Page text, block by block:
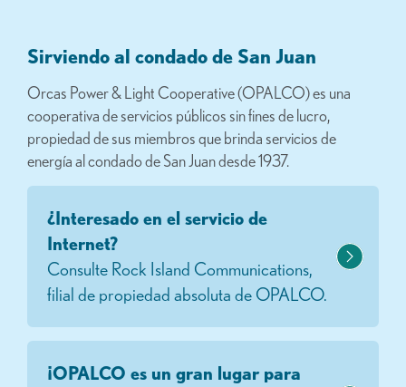
Sirviendo al condado de San Juan
Orcas Power & Light Cooperative (OPALCO) es una
cooperativa de servicios públicos sin fines de lucro,
propiedad de sus miembros que brinda servicios de
energía al condado de San Juan desde 1937.
¿Interesado en el servicio de
Internet?
Consulte Rock Island Communications,
filial de propiedad absoluta de OPALCO.
¡OPALCO es un gran lugar para